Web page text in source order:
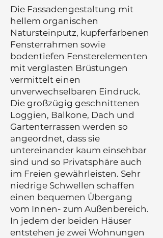
Die Fassadengestaltung mit
hellem organischen
Natursteinputz, kupferfarbenen
Fensterrahmen sowie
bodentiefen Fensterelementen
mit verglasten Brüstungen
vermittelt einen
unverwechselbaren Eindruck.
Die großzügig geschnittenen
Loggien, Balkone, Dach und
Gartenterrassen werden so
angeordnet, dass sie
untereinander kaum einsehbar
sind und so Privatsphäre auch
im Freien gewährleisten. Sehr
niedrige Schwellen schaffen
einen bequemen Übergang
vom Innen- zum Außenbereich.
In jedem der beiden Häuser
entstehen je zwei Wohnungen